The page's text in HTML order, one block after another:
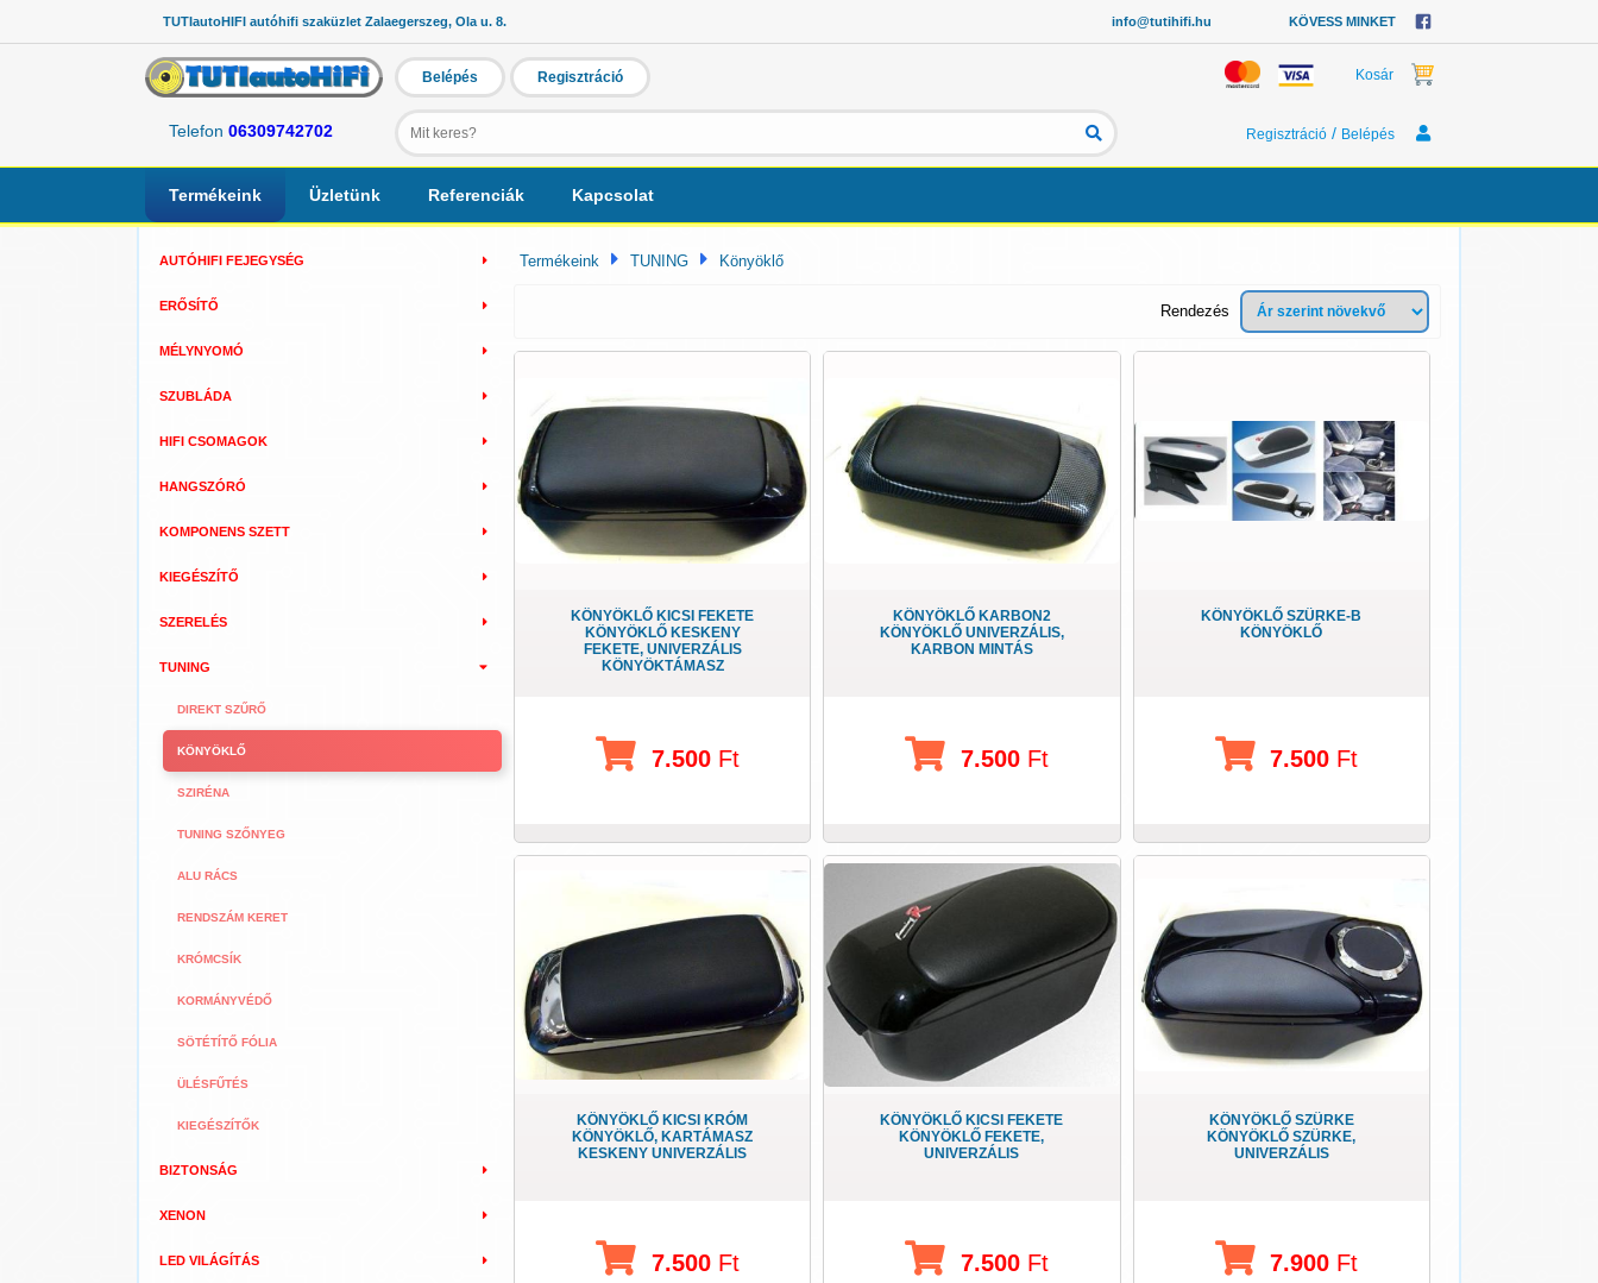
TUTIautoHIFI autóhifi szaküzlet Zalaegerszeg, Ola u. 8. info@tutihifi.hu KÖVESS MINKET
Telefon 06309742702
Belépés Regisztráció Kosár
Regisztráció / Belépés
Termékeink Üzletünk Referenciák Kapcsolat
AUTÓHIFI FEJEGYSÉG
ERŐSÍTŐ
MÉLYNYOMÓ
SZUBLÁDA
HIFI CSOMAGOK
HANGSZÓRÓ
KOMPONENS SZETT
KIEGÉSZÍTŐ
SZERELÉS
TUNING
DIREKT SZŰRŐ
KÖNYÖKLŐ
SZIRÉNA
TUNING SZŐNYEG
ALU RÁCS
RENDSZÁM KERET
KRÓMCSÍK
KORMÁNYVÉDŐ
SÖTÉTÍTŐ FÓLIA
ÜLÉSFŰTÉS
KIEGÉSZÍTŐK
BIZTONSÁG
XENON
LED VILÁGÍTÁS
Termékeink TUNING Könyöklő
Rendezés
KÖNYÖKLŐ KICSI FEKETE
KÖNYÖKLŐ KESKENY
FEKETE, UNIVERZÁLIS
KÖNYÖKTÁMASZ
7.500Ft
KÖNYÖKLŐ KARBON2
KÖNYÖKLŐ UNIVERZÁLIS,
KARBON MINTÁS
7.500Ft
KÖNYÖKLŐ SZÜRKE-B
KÖNYÖKLŐ
7.500 Ft
KÖNYÖKLŐ KICSI KRÓM
KÖNYÖKLŐ, KARTÁMASZ
KESKENY UNIVERZÁLIS
7.500Ft
KÖNYÖKLŐ KICSI FEKETE
KÖNYÖKLŐ FEKETE,
UNIVERZÁLIS
7.500Ft
KÖNYÖKLŐ SZÜRKE
KÖNYÖKLŐ SZÜRKE,
UNIVERZÁLIS
7.900 Ft